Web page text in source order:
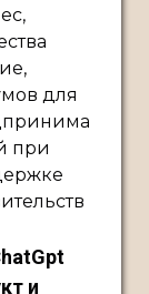
для
при
и